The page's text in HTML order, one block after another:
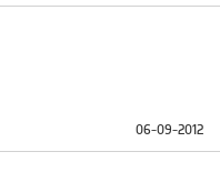
06-09-2012